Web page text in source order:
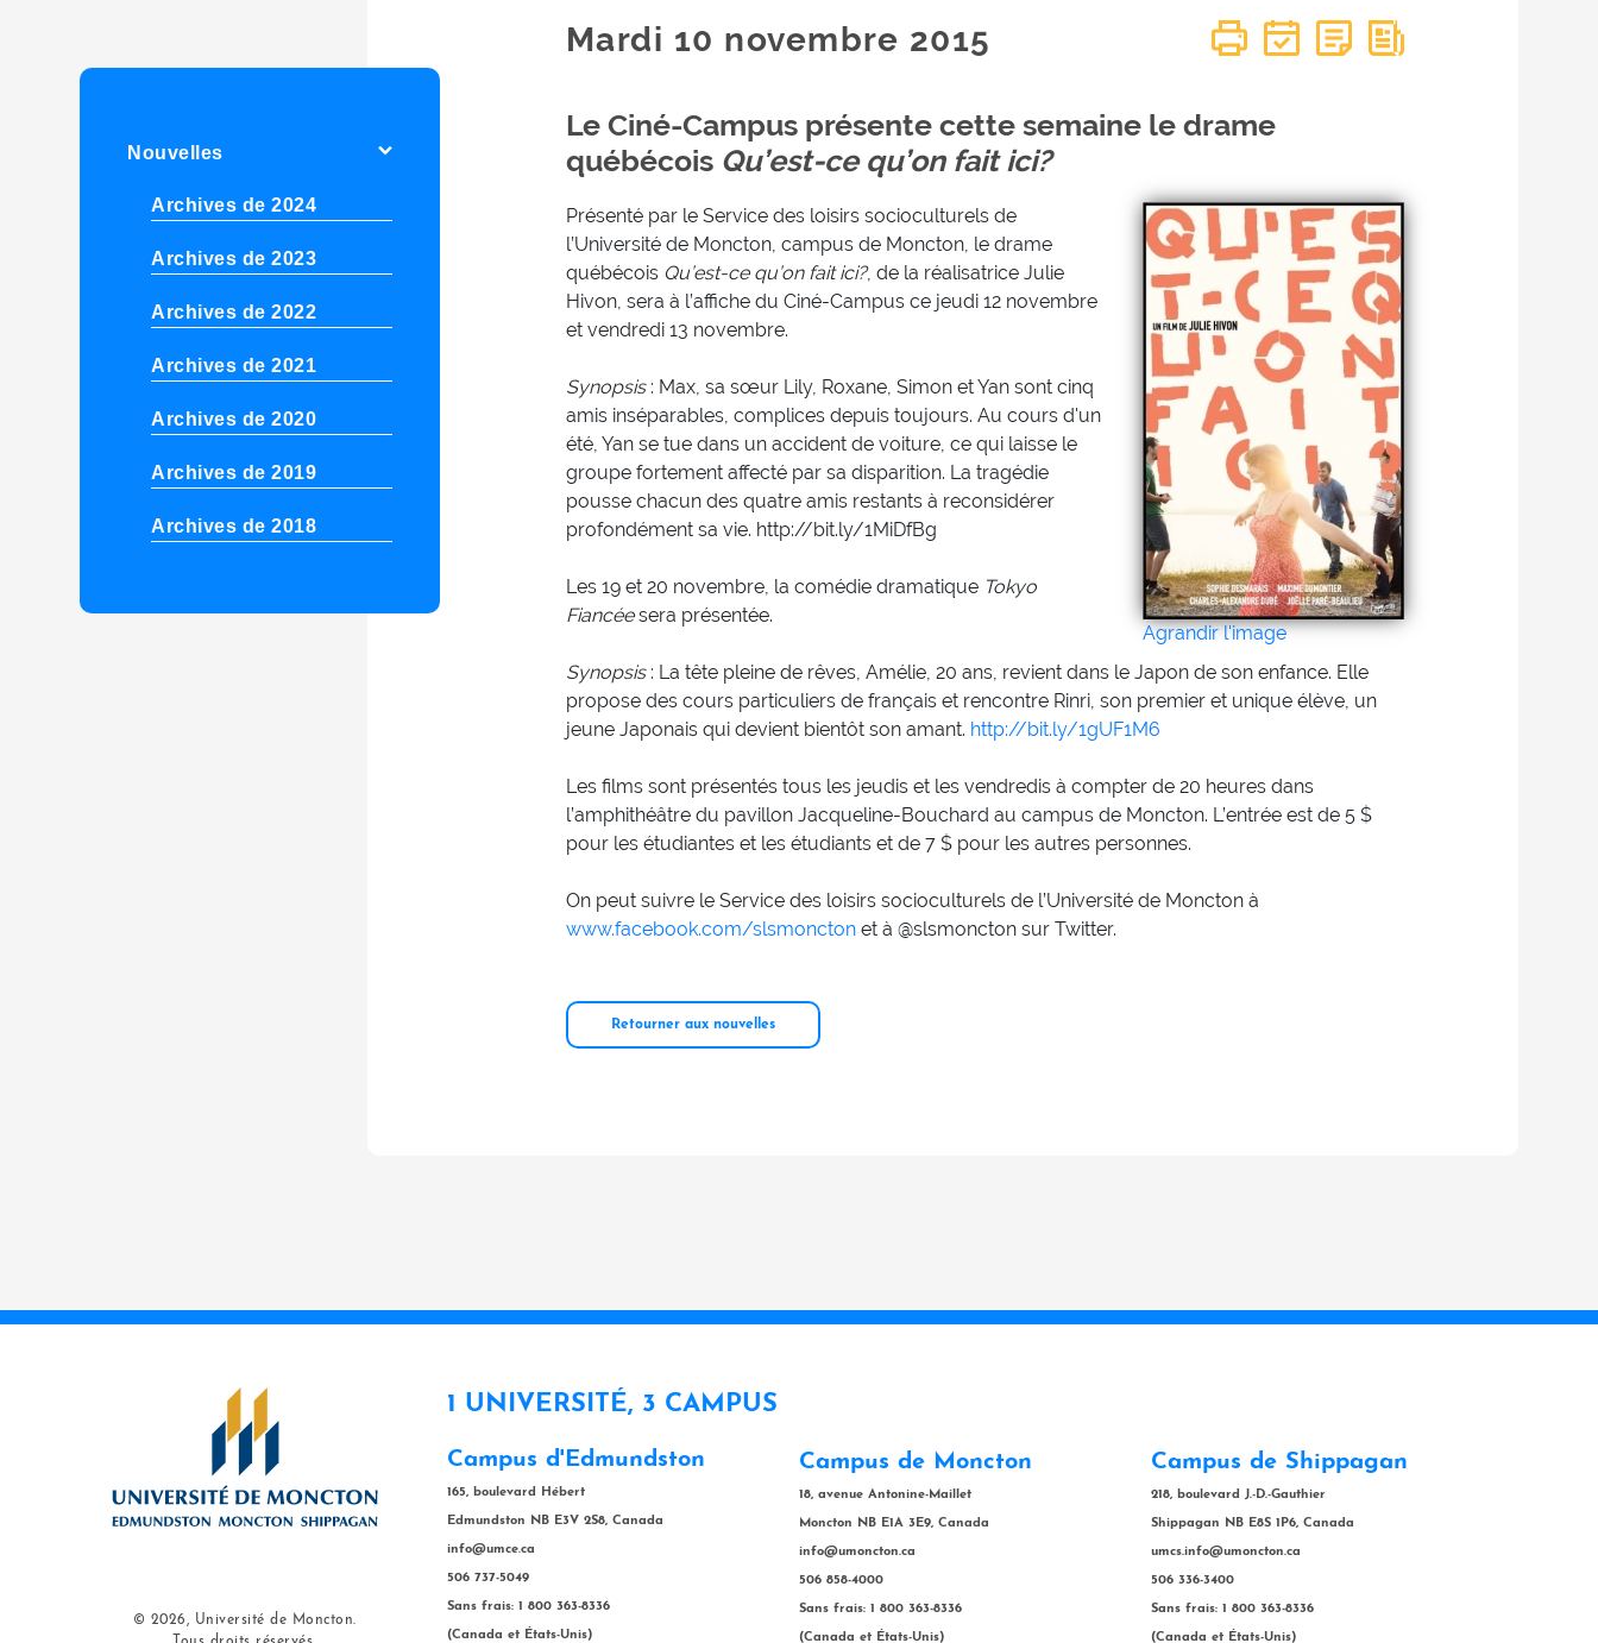
Nouvelles
Archives de 2024
Archives de 2023
Archives de 2022
Archives de 2021
Archives de 2020
Archives de 2019
Archives de 2018
Mardi 10 novembre 2015
Le Ciné-Campus présente cette semaine le drame
québécois Qu’est-ce qu’on fait ici?
Agrandir l'image
Présenté par le Service des loisirs socioculturels de
l’Université de Moncton, campus de Moncton, le drame
québécois Qu’est-ce qu’on fait ici?, de la réalisatrice Julie
Hivon, sera à l’affiche du Ciné-Campus ce jeudi 12 novembre
et vendredi 13 novembre.
Synopsis: Max, sa sœur Lily, Roxane, Simon et Yan sont cinq
amis inséparables, complices depuis toujours. Au cours d'un
été, Yan se tue dans un accident de voiture, ce qui laisse le
groupe fortement affecté par sa disparition. La tragédie
pousse chacun des quatre amis restants à reconsidérer
profondément sa vie. http://bit.ly/1MiDfBg
Les 19 et 20 novembre, la comédie dramatique Tokyo
Fiancéesera présentée.
Synopsis : La tête pleine de rêves, Amélie, 20 ans, revient dans le Japon de son enfance. Elle
propose des cours particuliers de français et rencontre Rinri, son premier et unique élève, un
jeune Japonais qui devient bientôt son amant. http://bit.ly/1gUF1M6
Les films sont présentés tous les jeudis et les vendredis à compter de 20 heures dans
l’amphithéâtre du pavillon Jacqueline-Bouchard au campus de Moncton. L’entrée est de 5 $
pour les étudiantes et les étudiants et de 7 $ pour les autres personnes.
On peut suivre le Service des loisirs socioculturels de l’Université de Moncton à
www.facebook.com/slsmonctonet à @slsmoncton sur Twitter.
Retourner aux nouvelles
© 2026, Université de Moncton.
1 UNIVERSITÉ, 3 CAMPUS
Campus d'Edmundston
165, boulevard Hébert
Edmundston NB E3V 2S8, Canada
info@umce.ca
506 737-5049
Sans frais: 1 800 363-8336
(Canada et États-Unis)
Campus de Moncton
18, avenue Antonine-Maillet
Moncton NB E1A 3E9, Canada
info@umoncton.ca
506 858-4000
Sans frais: 1 800 363-8336
(Canada et États-Unis)
Campus de Shippagan
218, boulevard J.-D.-Gauthier
Shippagan NB E8S 1P6, Canada
umcs.info@umoncton.ca
506 336-3400
Sans frais: 1 800 363-8336
(Canada et États-Unis)